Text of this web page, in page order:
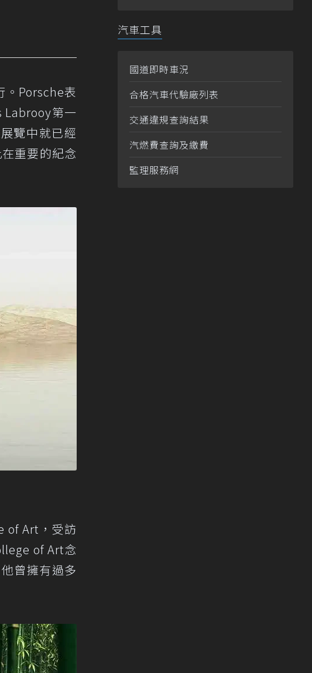
。Porsche表
Labrooy第一
覽中就已經
重要的紀念
of Art，受訪
of Art念
曾擁有過多
汽車工具
國道即時車況
合格汽車代驗廠列表
交通違規查詢結果
汽燃費查詢及繳費
監理服務網